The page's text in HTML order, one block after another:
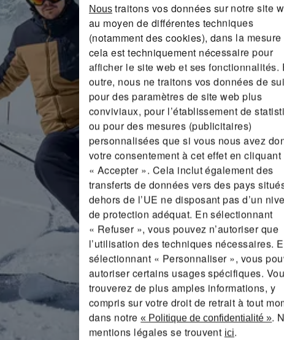
Nous traitons vos données sur notre site
au moyen de différentes techniques
(notamment des cookies), dans la mesure
cela est techniquement nécessaire pour
afficher le site web et ses fonctionnalités.
outre, nous ne traitons vos données de
pour des paramètres de site web plus
conviviaux, pour l’établissement de
ou pour des mesures (publicitaires)
personnalisées que si vous nous avez
votre consentement à cet effet en cliquant
« Accepter ». Cela inclut également des
transferts de données vers des pays
dehors de l’UE ne disposant pas d’un
de protection adéquat. En sélectionnant
« Refuser », vous pouvez n’autoriser que
l’utilisation des techniques nécessaires.
sélectionnant « Personnaliser », vous
autoriser certains usages spécifiques.
trouverez de plus amples informations, y
compris sur votre droit de retrait à tout
dans notre« Politique de confidentialité ».
mentions légales se trouvent ici.